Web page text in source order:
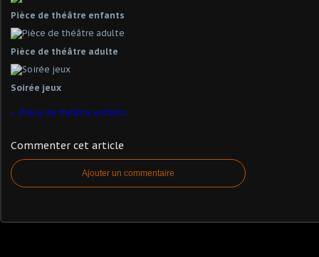
Pièce de théâtre enfants
Pièce de théâtre adulte
Soirée jeux
Pièce de théâtre enfants
Commenter cet article
Ajouter un commentaire